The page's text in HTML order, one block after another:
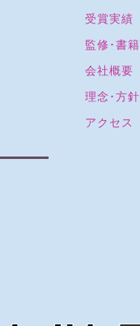
受賞実績
監修･書籍
会社概要
理念･方針
アクセス